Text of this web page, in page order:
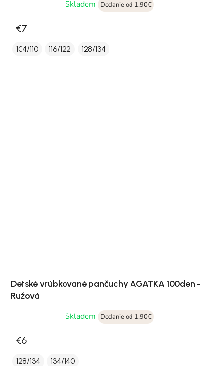
Skladom
Dodanie od 1,90€
€7
104/110 116/122 128/134
Detské vrúbkované pančuchy AGATKA 100den -
Ružová
Skladom
Dodanie od 1,90€
€6
128/134 134/140